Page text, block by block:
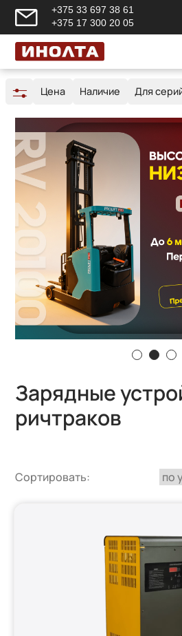
+375 33 697 38 61
+375 17 300 20 05
Главная/Складская техника/
Зарядные
ричтраков
Цена Наличие Для
Сортировать: